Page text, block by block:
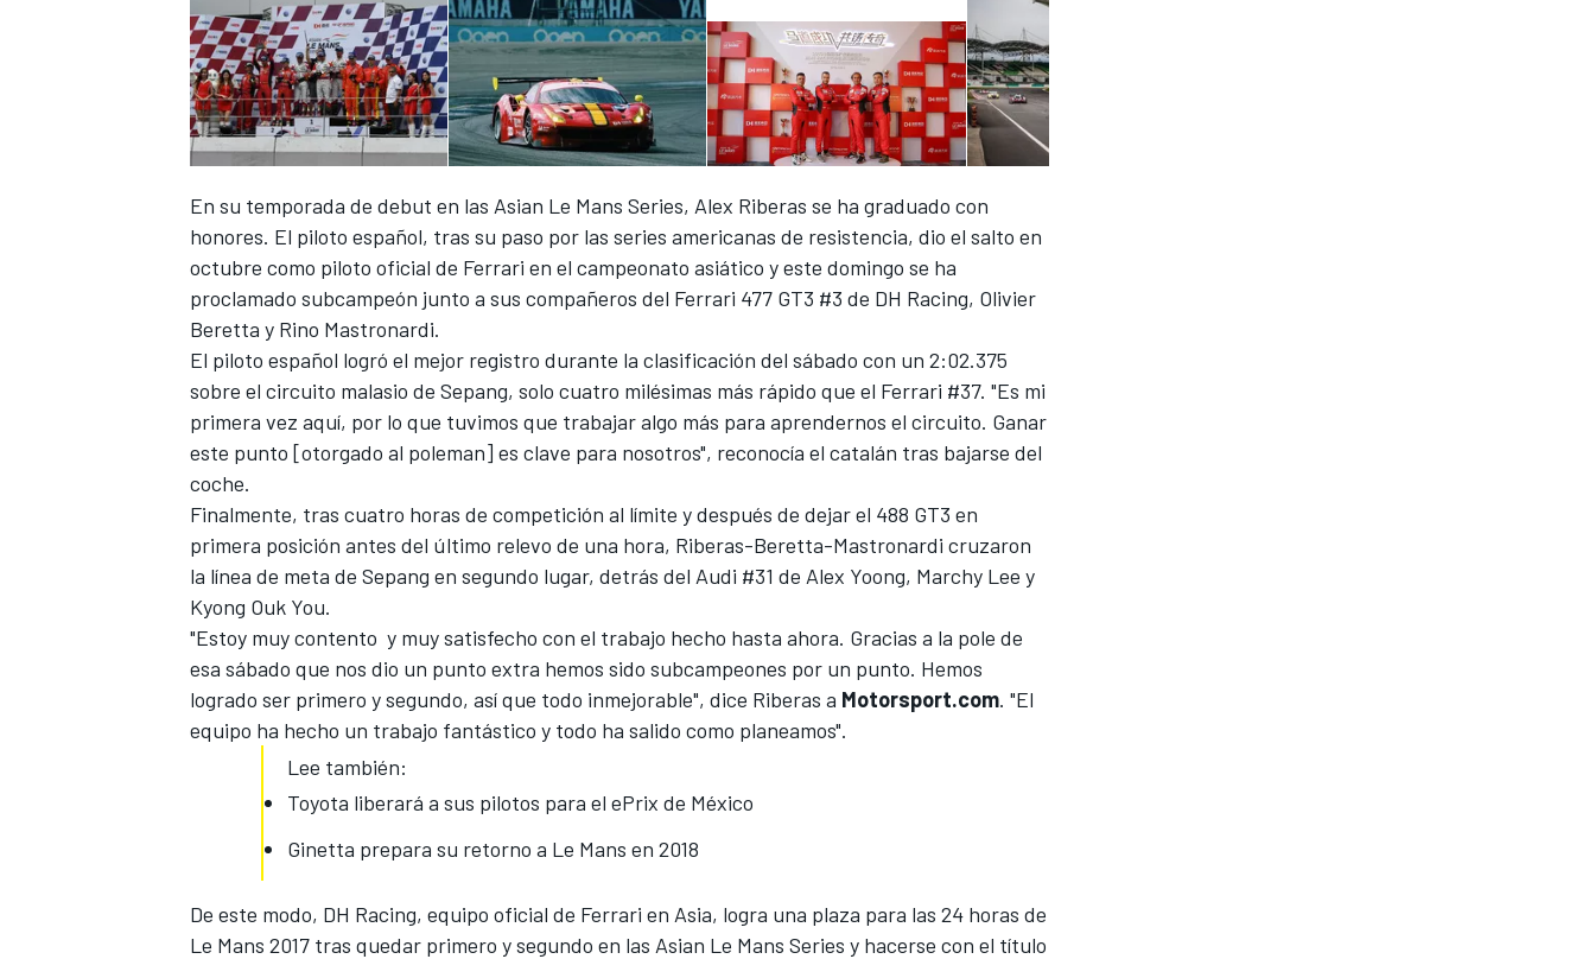
En su temporada de debut en las Asian Le Mans Series, Alex Riberas se ha graduado con
honores. El piloto español, tras su paso por las series americanas de resistencia, dio el salto en
octubre como piloto oficial de Ferrari en el campeonato asiático y este domingo se ha
proclamado subcampeón junto a sus compañeros del Ferrari 477 GT3 #3 de DH Racing, Olivier
Beretta y Rino Mastronardi.
El piloto español logró el mejor registro durante la clasificación del sábado con un 2:02.375
sobre el circuito malasio de Sepang, solo cuatro milésimas más rápido que el Ferrari #37. "Es mi
primera vez aquí, por lo que tuvimos que trabajar algo más para aprendernos el circuito. Ganar
este punto [otorgado al poleman] es clave para nosotros", reconocía el catalán tras bajarse del
coche.
Finalmente, tras cuatro horas de competición al límite y después de dejar el 488 GT3 en
primera posición antes del último relevo de una hora, Riberas-Beretta-Mastronardi cruzaron
la línea de meta de Sepang en segundo lugar, detrás del Audi #31 de Alex Yoong, Marchy Lee y
Kyong Ouk You.
"Estoy muy contento y muy satisfecho con el trabajo hecho hasta ahora. Gracias a la pole de
esa sábado que nos dio un punto extra hemos sido subcampeones por un punto. Hemos
logrado ser primero y segundo, así que todo inmejorable", dice Riberas a Motorsport.com. "El
equipo ha hecho un trabajo fantástico y todo ha salido como planeamos".
Lee también:
Toyota liberará a sus pilotos para el ePrix de México
Ginetta prepara su retorno a Le Mans en 2018
De este modo, DH Racing, equipo oficial de Ferrari en Asia, logra una plaza para las 24 horas de
Le Mans 2017 tras quedar primero y segundo en las Asian Le Mans Series y hacerse con el título